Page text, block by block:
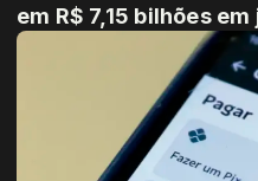
em R$ 7,15 bilhões em